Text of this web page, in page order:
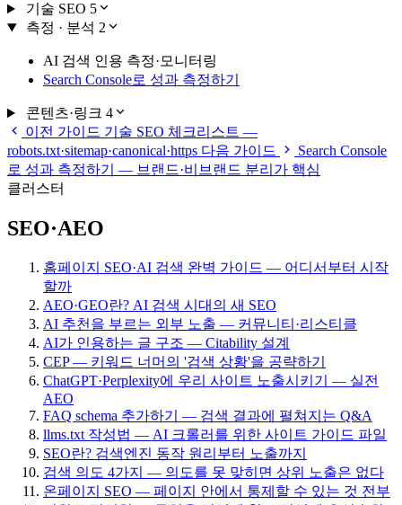
기술 SEO 5
측정 · 분석 2
AI 검색 인용 측정·모니터링
Search Console로 성과 측정하기
콘텐츠·링크 4
이전 가이드 기술 SEO 체크리스트 —
robots.txt·sitemap·canonical·https 다음 가이드
Search Console
로 성과 측정하기 — 브랜드·비브랜드 분리가 핵심
클러스터
SEO·AEO
홈페이지 SEO·AI 검색 완벽 가이드 — 어디서부터 시작
할까
AEO·GEO란? AI 검색 시대의 새 SEO
AI 추천을 부르는 외부 노출 — 커뮤니티·리스티클
AI가 인용하는 글 구조 — Citability 설계
CEP — 키워드 너머의 '검색 상황'을 공략하기
ChatGPT·Perplexity에 우리 사이트 노출시키기 — 실전
AEO
FAQ schema 추가하기 — 검색 결과에 펼쳐지는 Q&A
llms.txt 작성법 — AI 크롤러를 위한 사이트 가이드 파일
SEO란? 검색엔진 동작 원리부터 노출까지
검색 의도 4가지 — 의도를 못 맞히면 상위 노출은 없다
온페이지 SEO — 페이지 안에서 통제할 수 있는 것 전부